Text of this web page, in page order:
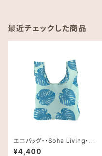
最近チェックした商品
エコバッグ・・Soha Living・Mo
nstera ブルー
¥4,400